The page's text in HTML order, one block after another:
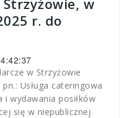
r. do
w Strzyżowie
Usługa cateringowa
wydawania posiłków
się w niepublicznej